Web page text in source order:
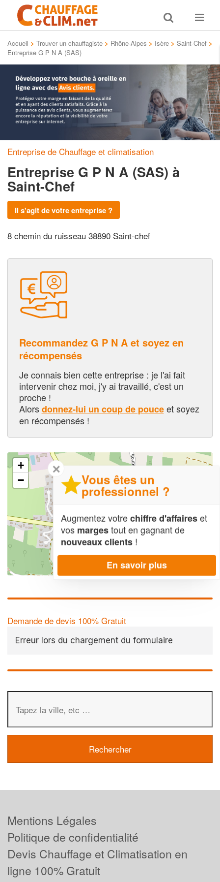
Toggle
search
Toggle
Accueil > Trouver un chauffagiste > Rhône-Alpes > Isère > Saint-Chef >
Entreprise G P N A (SAS)
Entreprise de Chauffage et climatisation
Entreprise G P N A (SAS) à
Saint-Chef
Il s'agit de votre entreprise ?
8 chemin du ruisseau 38890 Saint-chef
Recommandez G P N A et soyez en
récompensés
Je connais bien cette entreprise : je l'ai fait
intervenir chez moi, j'y ai travaillé, c'est un
proche !
Alorsdonnez-lui un coup de pouceet soyez
en récompensés !
+
−
OpenStreetMap contributors,
Demande de devis 100% Gratuit
Erreur lors du chargement du formulaire
✕
Vous êtes un
professionnel ?
Augmentez votrechiffre d'affaireset
vos margestout en gagnant de
nouveaux clients !
En savoir plus
Mentions Légales
Politique de confidentialité
Devis Chauffage et Climatisation en
ligne 100% Gratuit